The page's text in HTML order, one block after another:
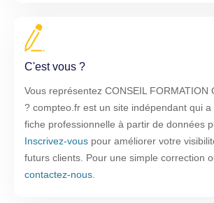
C'est vous ?
Vous représentez CONSEIL FORMATION
? compteo.fr est un site indépendant qui a
fiche professionnelle à partir de données
Inscrivez-vous pour améliorer votre
futurs clients. Pour une simple correction
contactez-nous